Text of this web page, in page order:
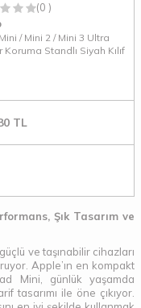
(0 )
/ Mini 2 / Mini 3 Ultra
Koruma Standlı Siyah Kılıf
TL
Şık Tasarım ve
ve taşınabilir cihazları
Apple’ın en kompakt
Mini, günlük yaşamda
tasarımı ile öne çıkıyor.